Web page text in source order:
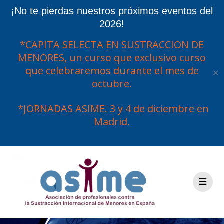
¡No te pierdas nuestros próximos eventos del
2026!
*CAPITA SELECTA EN SUSTRACCION DE
MENORES, un curso que exclusivo curso
que celebraremos durante el mes de
octubre.
*JORNADAS ASIME. 3 y 4 de diciembre en
Madrid.
✕
contenido